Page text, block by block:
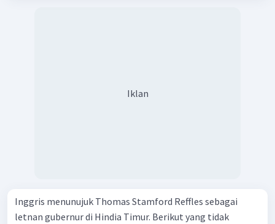
Iklan
Inggris menunujuk Thomas Stamford Reffles sebagai
letnan gubernur di Hindia Timur. Berikut yang tidak